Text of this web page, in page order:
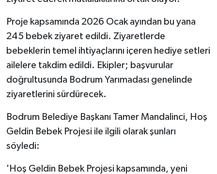
Proje kapsamında 2026 Ocak ayından bu yana
245 bebek ziyaret edildi. Ziyaretlerde
bebeklerin temel ihtiyaçlarını içeren hediye setleri
ailelere takdim edildi. Ekipler; başvurular
doğrultusunda Bodrum Yarımadası genelinde
ziyaretlerini sürdürecek.
Bodrum Belediye Başkanı Tamer Mandalinci, Hoş
Geldin Bebek Projesi ile ilgili olarak şunları
söyledi:
'Hoş Geldin Bebek Projesi kapsamında, yeni
Jandarma
Kadın
KÜLTÜR SANAT
Otomobil